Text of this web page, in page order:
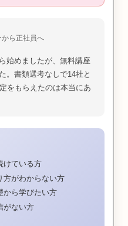
から正社員へ
始めましたが、無料講座
。書類選考なしで14社と
をもらえたのは本当にあ
けている方
方がわからない方
から学びたい方
がない方